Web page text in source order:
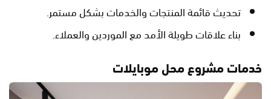
تحديث قائمة المنتجات والخدمات بشكل مستمر.
بناء علاقات طويلة الأمد مع الموردين والعملاء.
خدمات مشروع محل موبايلات